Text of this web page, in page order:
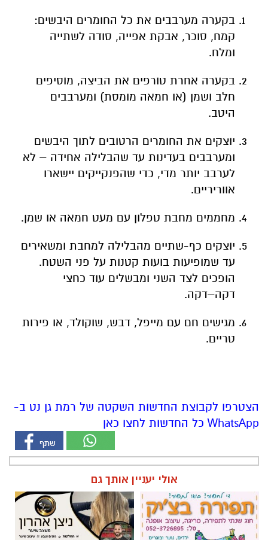
בקערה אחרת טורפים את הביצה, מוסיפים
חלב ושמן (או חמאה מומסת) ומערבבים
היטב.
יוצקים את החומרים הרטובים לתוך היבשים
ומערבבים בעדינות עד שהבלילה אחידה – לא
לערבב יותר מדי, כדי שהפנקייקים יישארו
מחממים מחבת טפלון עם מעט חמאה או שמן.
יוצקים כף-שתיים מהבלילה למחבת ומשאירים
הופכים לצד השני ומבשלים עוד כחצי
מגישים חם עם מייפל, דבש, שוקולד, או פירות
טריים.
הצטרפו לקבוצת החדשות השקטה של רמת גן נט ב-
אולי יעניין אותך גם
חוג שנתי לתפירה, סריגה, עיצוב
אופנה
ניצן אהרון - מספרת בוטיק ברמת
גן ״מומחה לעיצוב שיער,
החלקות, וצבעים״